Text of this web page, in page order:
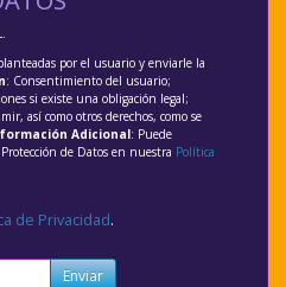
por el usuario y enviarle la
: Consentimiento del usuario;
si existe una obligación legal;
así como otros derechos, como se
Adicional: Puede
de Datos en nuestra Política
de Privacidad.
Enviar